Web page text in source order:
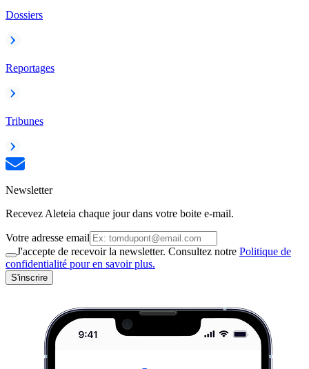
Dossiers
Reportages
Tribunes
Newsletter
Recevez Aleteia chaque jour dans votre boite e-mail.
Votre adresse email
J'accepte de recevoir la newsletter. Consultez notre Politique de
confidentialité pour en savoir plus.
S'inscrire